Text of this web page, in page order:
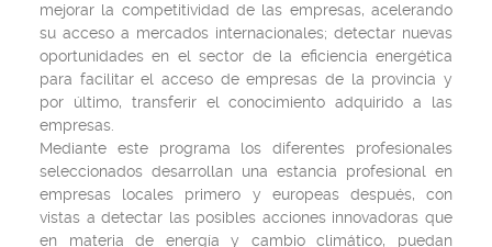
mejorar la competitividad de las empresas, acelerando
su acceso a mercados internacionales; detectar nuevas
oportunidades en el sector de la eficiencia energética
para facilitar el acceso de empresas de la provincia y
por último, transferir el conocimiento adquirido a las
empresas.
Mediante este programa los diferentes profesionales
seleccionados desarrollan una estancia profesional en
empresas locales primero y europeas después, con
vistas a detectar las posibles acciones innovadoras que
en materia de energía y cambio climático, puedan